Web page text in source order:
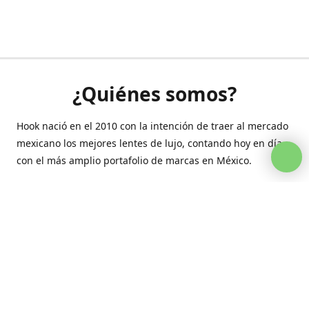
¿Quiénes somos?
Hook nació en el 2010 con la intención de traer al mercado
mexicano los mejores lentes de lujo, contando hoy en día
con el más amplio portafolio de marcas en México.